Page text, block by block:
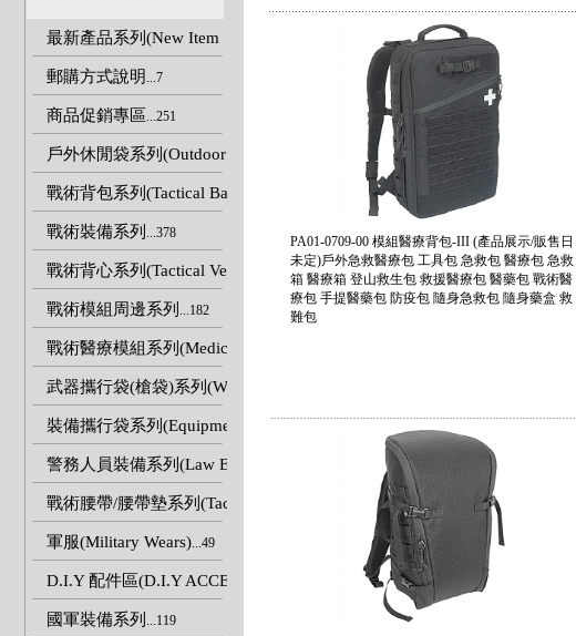
最新產品系列(New Item
郵購方式說明 ...7
商品促銷專區...251
戶外休閒袋系列(Outdoor Bags)
戰術背包系列(Tactical Backpacks)
戰術裝備系列 ...378
戰術背心系列(Tactical Vests)
戰術模組周邊系列 ...182
戰術醫療模組系列(Medical equipment pouches)
武器攜行袋(槍袋)系列(Weapon Carry Bags).
裝備攜行袋系列(Equipment Carry Bags)
警務人員裝備系列(Law Enforcement Duty Gear) ...62
戰術腰帶/腰帶墊系列(Tactical Belts)
軍服(Military Wears)...49
D.I.Y 配件區(D.I.Y ACCESSORIES)
國軍裝備系列 ...119
PA01-0709-00 模組醫療背包-III (產品展示/販售日
未定)戶外急救醫療包 工具包 急救包 醫療包 急救
箱 醫療箱 登山救生包 救援醫療包 醫藥包 戰術醫
療包 手提醫藥包 防疫包 隨身急救包 隨身藥盒 救
難包